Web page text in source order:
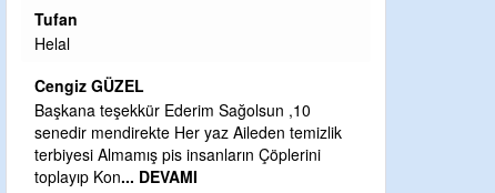
Halil Aydın
Çırak ustasından öğrenir kısmet bağlamayı...
CEVDET YILMAZ
GULDERE DERE ÇALIŞMALARI, SEKIZ YIL
ÖNCE ALKAYA TARAFINDAN BAŞLATILDI,
ETRASFINDA YERLEŞİM YERI OLMAYAN